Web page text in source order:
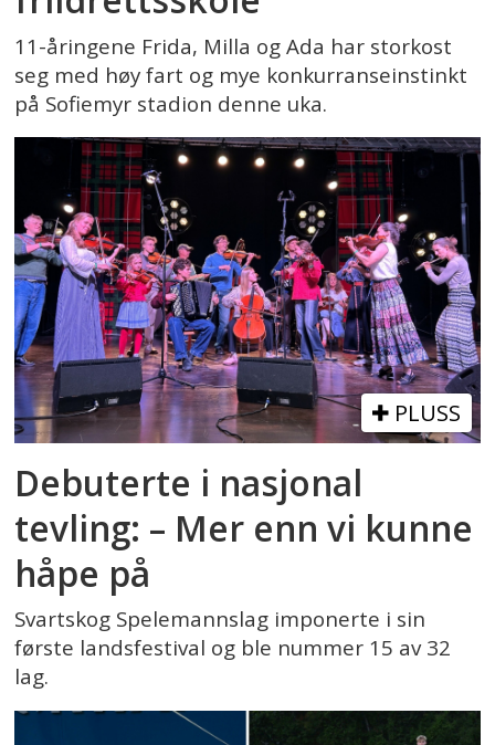
11-åringene Frida, Milla og Ada har storkost
seg med høy fart og mye konkurranseinstinkt
på Sofiemyr stadion denne uka.
PLUSS
Debuterte i nasjonal
tevling: – Mer enn vi kunne
håpe på
Svartskog Spelemannslag imponerte i sin
første landsfestival og ble nummer 15 av 32
lag.